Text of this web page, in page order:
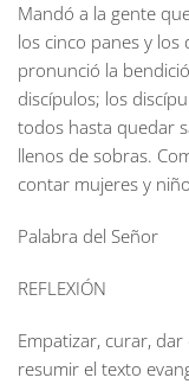
Mandó a la gente
los cinco panes y los
pronunció la
discípulos; los
todos hasta quedar
llenos de sobras.
contar mujeres y
Palabra del Señor
REFLEXIÓN
Empatizar, curar,
resumir el texto